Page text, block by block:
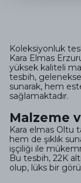
Koleksiyonluk
Kara Elmas
yüksek kaliteli
tesbih,
sunarak, hem
sağlamaktadır.
Malzeme
Kara elmas Oltu
hem de şıklık
işçiliği ile
Bu tesbih, 22K
olup, lüks bir